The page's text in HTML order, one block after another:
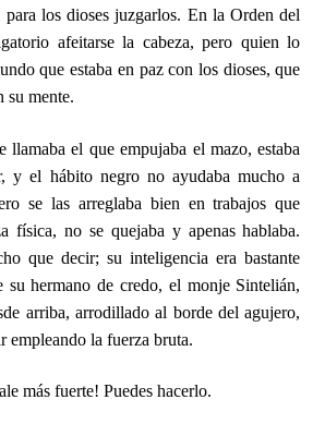
los dioses juzgarlos. En la Orden del
afeitarse la cabeza, pero quien lo
que estaba en paz con los dioses, que
su mente.
llamaba el que empujaba el mazo, estaba
y el hábito negro no ayudaba mucho a
se las arreglaba bien en trabajos que
física, no se quejaba y apenas hablaba.
que decir; su inteligencia era bastante
su hermano de credo, el monje Sintelián,
arriba, arrodillado al borde del agujero,
empleando la fuerza bruta.
más fuerte! Puedes hacerlo.